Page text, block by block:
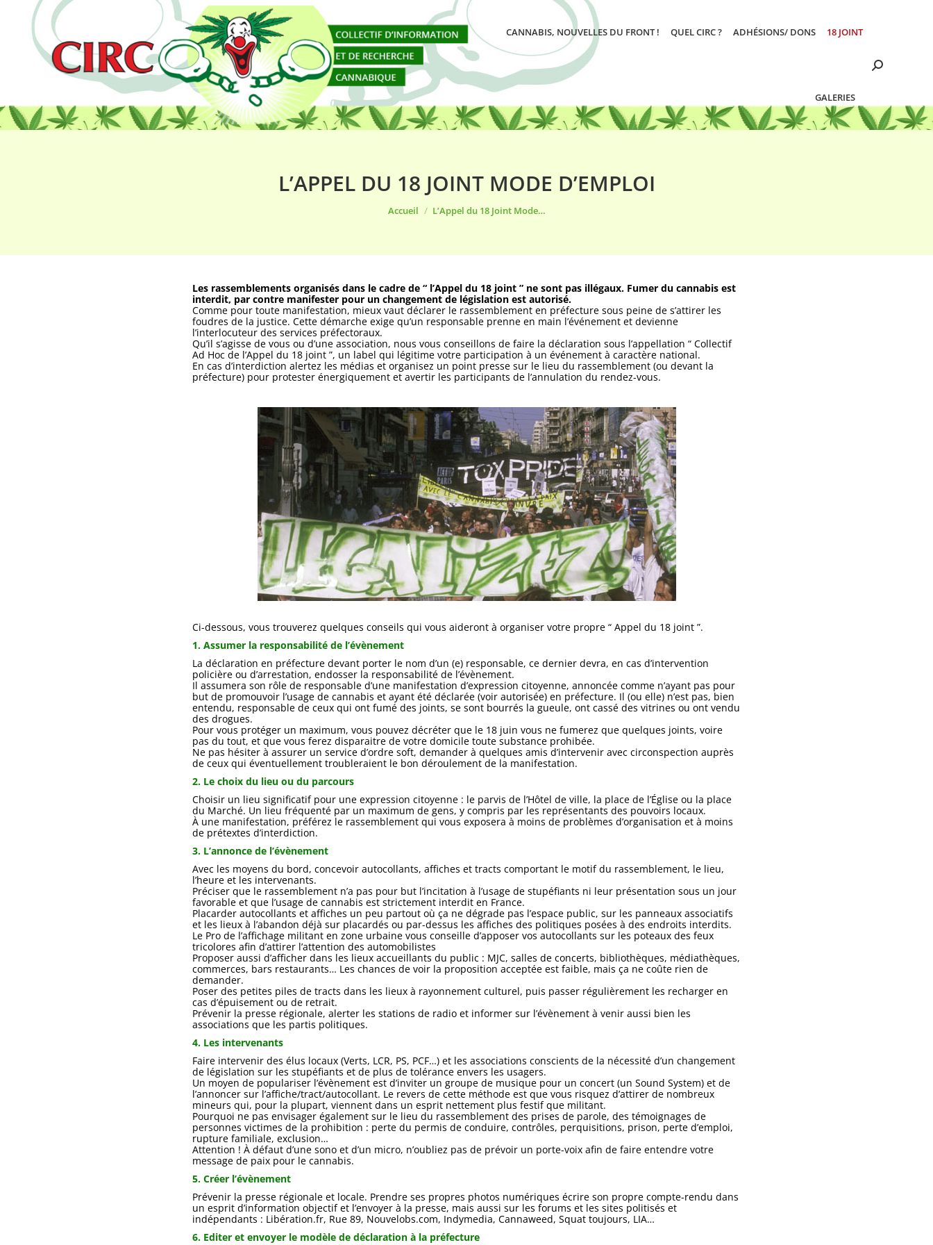
CANNABIS, NOUVELLES DU FRONT ! QUEL CIRC ? ADHÉSIONS/ DONS 18 JOINT
GALERIES
Search:
L’APPEL DU 18 JOINT MODE D’EMPLOI
Accueil L’Appel du 18 Joint Mode…
Les rassemblements organisés dans le cadre de “ l’Appel du 18 joint ” ne sont pas illégaux. Fumer du cannabis est
interdit, par contre manifester pour un changement de législation est autorisé.
Comme pour toute manifestation, mieux vaut déclarer le rassemblement en préfecture sous peine de s’attirer les
foudres de la justice. Cette démarche exige qu’un responsable prenne en main l’événement et devienne
l’interlocuteur des services préfectoraux.
Qu’il s’agisse de vous ou d’une association, nous vous conseillons de faire la déclaration sous l’appellation “ Collectif
Ad Hoc de l’Appel du 18 joint ”, un label qui légitime votre participation à un événement à caractère national.
En cas d’interdiction alertez les médias et organisez un point presse sur le lieu du rassemblement (ou devant la
préfecture) pour protester énergiquement et avertir les participants de l’annulation du rendez-vous.
Ci-dessous, vous trouverez quelques conseils qui vous aideront à organiser votre propre “ Appel du 18 joint ”.
1. Assumer la responsabilité de l’évènement
La déclaration en préfecture devant porter le nom d’un (e) responsable, ce dernier devra, en cas d’intervention
policière ou d’arrestation, endosser la responsabilité de l’évènement.
Il assumera son rôle de responsable d’une manifestation d’expression citoyenne, annoncée comme n’ayant pas pour
but de promouvoir l’usage de cannabis et ayant été déclarée (voir autorisée) en préfecture. Il (ou elle) n’est pas, bien
entendu, responsable de ceux qui ont fumé des joints, se sont bourrés la gueule, ont cassé des vitrines ou ont vendu
des drogues.
Pour vous protéger un maximum, vous pouvez décréter que le 18 juin vous ne fumerez que quelques joints, voire
pas du tout, et que vous ferez disparaitre de votre domicile toute substance prohibée.
Ne pas hésiter à assurer un service d’ordre soft, demander à quelques amis d’intervenir avec circonspection auprès
de ceux qui éventuellement troubleraient le bon déroulement de la manifestation.
2. Le choix du lieu ou du parcours
Choisir un lieu significatif pour une expression citoyenne : le parvis de l’Hôtel de ville, la place de l’Église ou la place
du Marché. Un lieu fréquenté par un maximum de gens, y compris par les représentants des pouvoirs locaux.
À une manifestation, préférez le rassemblement qui vous exposera à moins de problèmes d’organisation et à moins
de prétextes d’interdiction.
3. L’annonce de l’évènement
Avec les moyens du bord, concevoir autocollants, affiches et tracts comportant le motif du rassemblement, le lieu,
l’heure et les intervenants.
Préciser que le rassemblement n’a pas pour but l’incitation à l’usage de stupéfiants ni leur présentation sous un jour
favorable et que l’usage de cannabis est strictement interdit en France.
Placarder autocollants et affiches un peu partout où ça ne dégrade pas l’espace public, sur les panneaux associatifs
et les lieux à l’abandon déjà sur placardés ou par-dessus les affiches des politiques posées à des endroits interdits.
Le Pro de l’affichage militant en zone urbaine vous conseille d’apposer vos autocollants sur les poteaux des feux
tricolores afin d’attirer l’attention des automobilistes
Proposer aussi d’afficher dans les lieux accueillants du public : MJC, salles de concerts, bibliothèques, médiathèques,
commerces, bars restaurants… Les chances de voir la proposition acceptée est faible, mais ça ne coûte rien de
demander.
Poser des petites piles de tracts dans les lieux à rayonnement culturel, puis passer régulièrement les recharger en
cas d’épuisement ou de retrait.
Prévenir la presse régionale, alerter les stations de radio et informer sur l’évènement à venir aussi bien les
associations que les partis politiques.
4. Les intervenants
Faire intervenir des élus locaux (Verts, LCR, PS, PCF…) et les associations conscients de la nécessité d’un changement
de législation sur les stupéfiants et de plus de tolérance envers les usagers.
Un moyen de populariser l’évènement est d’inviter un groupe de musique pour un concert (un Sound System) et de
l’annoncer sur l’affiche/tract/autocollant. Le revers de cette méthode est que vous risquez d’attirer de nombreux
mineurs qui, pour la plupart, viennent dans un esprit nettement plus festif que militant.
Pourquoi ne pas envisager également sur le lieu du rassemblement des prises de parole, des témoignages de
personnes victimes de la prohibition : perte du permis de conduire, contrôles, perquisitions, prison, perte d’emploi,
rupture familiale, exclusion…
Attention ! À défaut d’une sono et d’un micro, n’oubliez pas de prévoir un porte-voix afin de faire entendre votre
message de paix pour le cannabis.
5. Créer l’évènement
Prévenir la presse régionale et locale. Prendre ses propres photos numériques écrire son propre compte-rendu dans
un esprit d’information objectif et l’envoyer à la presse, mais aussi sur les forums et les sites politisés et
indépendants : Libération.fr, Rue 89, Nouvelobs.com, Indymedia, Cannaweed, Squat toujours, LIA…
6. Editer et envoyer le modèle de déclaration à la préfecture